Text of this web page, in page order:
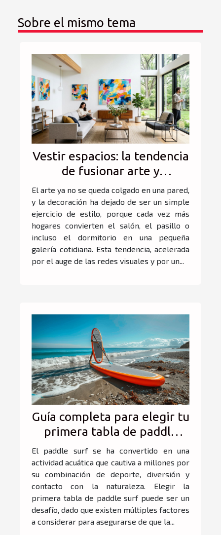
Sobre el mismo tema
Vestir espacios: la tendencia
de fusionar arte y
decoración en el hogar
El arte ya no se queda colgado en una pared,
y la decoración ha dejado de ser un simple
ejercicio de estilo, porque cada vez más
hogares convierten el salón, el pasillo o
incluso el dormitorio en una pequeña
galería cotidiana. Esta tendencia, acelerada
por el auge de las redes visuales y por un...
Guía completa para elegir tu
primera tabla de paddle
surf
El paddle surf se ha convertido en una
actividad acuática que cautiva a millones por
su combinación de deporte, diversión y
contacto con la naturaleza. Elegir la
primera tabla de paddle surf puede ser un
desafío, dado que existen múltiples factores
a considerar para asegurarse de que la...